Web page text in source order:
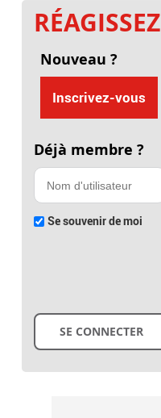
RÉAGISSEZ
Nouveau ?
Inscrivez-vous
Déjà membre ?
Se souvenir de moi